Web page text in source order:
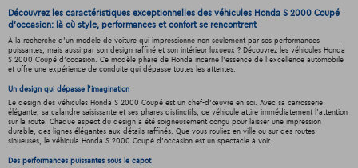
Découvrez les caractéristiques exceptionnelles des véhicules Honda S 2000 Coupé
d'occasion: là où style, performances et confort se rencontrent
À la recherche d'un modèle de voiture qui impressionne non seulement par ses performances
puissantes, mais aussi par son design raffiné et son intérieur luxueux ? Découvrez les véhicules Honda
S 2000 Coupé d'occasion. Ce modèle phare de Honda incarne l'essence de l'excellence automobile
et offre une expérience de conduite qui dépasse toutes les attentes.
Un design qui dépasse l'imagination
Le design des véhicules Honda S 2000 Coupé est un chef-d'œuvre en soi. Avec sa carrosserie
élégante, sa calandre saisissante et ses phares distinctifs, ce véhicule attire immédiatement l'attention
sur la route. Chaque aspect du design a été soigneusement conçu pour laisser une impression
durable, des lignes élégantes aux détails raffinés. Que vous rouliez en ville ou sur des routes
sinueuses, le véhicula Honda S 2000 Coupé d'occasion est un spectacle à voir.
Des performances puissantes sous le capot